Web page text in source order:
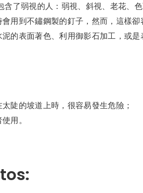
了弱視的人：弱視、斜視、老花、
用到不鏽鋼製的釘子，然而，這樣
的表面著色、利用御影石加工，或
陡的坡道上時，很容易發生危險；
用。